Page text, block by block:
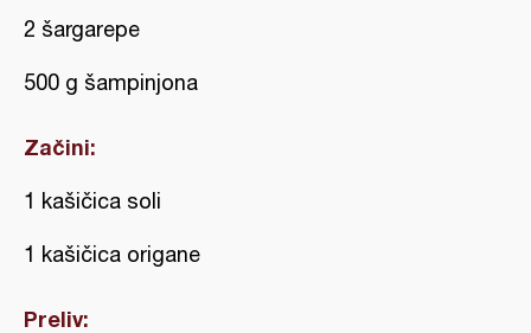
2 šargarepe
500 g šampinjona
Začini:
1 kašičica soli
1 kašičica origane
Preliv: